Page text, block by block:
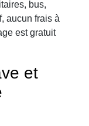
bus,
aucun frais à
est gratuit
et